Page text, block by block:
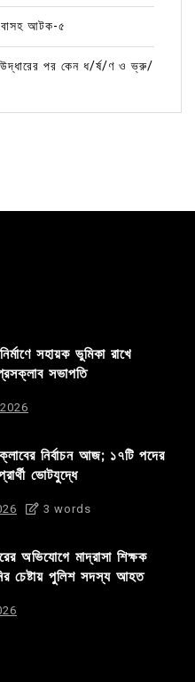
আটক-৫
উদ্ধারের পর কেন ধ/র্ষ/ণ ও ভ্রু/
সহায়ক ভুমিকা রাখে
সভাপতি
নির্বাচন আজ; ১৭টি পদের
ভোটযুদ্ধে
3 words
অভিযোগে মাদ্রাসা শিক্ষক
চেষ্টায় পুলিশ সদস্য আহত